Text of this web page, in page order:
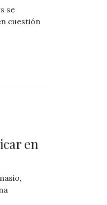
se
cuestión
en